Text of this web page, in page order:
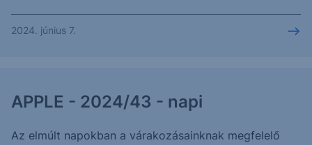
2024. június 7.
APPLE - 2024/43 - napi
Az elmúlt napokban a várakozásainknak megfelelő